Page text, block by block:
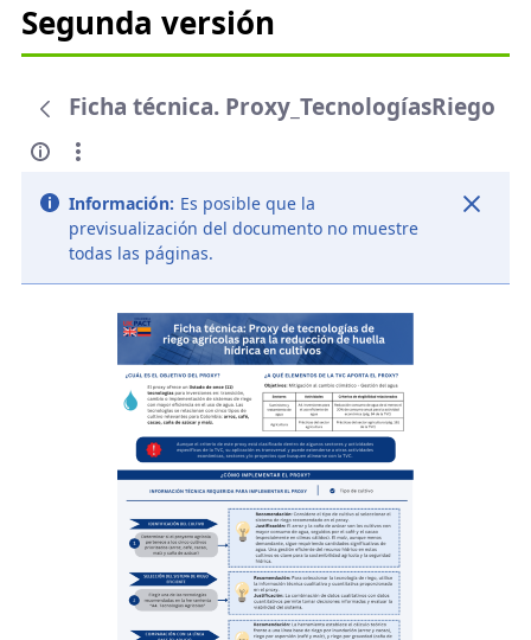
Segunda versión
Ficha técnica. Proxy_TecnologíasRiego
Información: Es posible que la
previsualización del documento no muestre
todas las páginas.